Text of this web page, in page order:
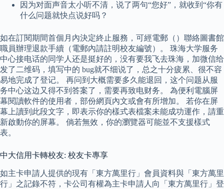
因为对面声音太小听不清，说了两句“您好”，就收到“你有
什么问题就快点说好吗？
如在訂閱期間首個月內決定終止服務，可經電郵（）聯絡圖書館
職員辦理退款手續（電郵內請註明校友編號）。 珠海大学服务
中心接电话的同学人还是挺好的，没有要我飞去珠海，加微信给
发了二维码，填写中的 bug就不细说了，总之十分疲累、很不容
易地完成了登记。 再问到大概需要多久能退回，这个问题从服
务中心这边又得不到答案了，需要再致电财务。 為便利電腦屏
幕閱讀軟件的使用者，部份網頁內文或會有所增加。 若你在屏
幕上讀到此段文字，即表示你的樣式表檔案未能成功運作，請重
新啟動你的屏幕。 倘若無效，你的瀏覽器可能並不支援樣式
表。
中大信用卡轉校友: 校友卡專享
如主卡申請人提供的現有「東方萬里行」會員資料與「東方萬里
行」之記錄不符，卡公司有權為主卡申請人向「東方萬里行」登